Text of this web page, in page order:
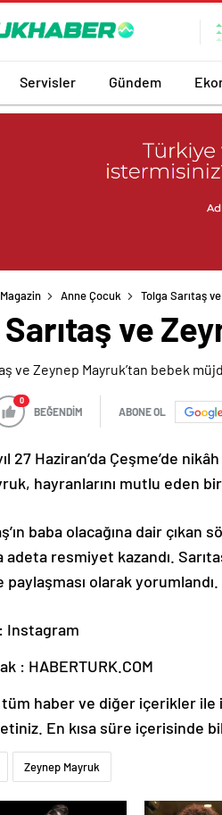
Servisler Gündem
Magazin Anne Çocuk Tolga Sarıtaş
ve
0
BEĞENDİM ABONE OL
27 Haziran’da Çeşme’de
hayranlarını mutlu eden
baba olacağına dair
adeta resmiyet kazandı.
olarak yorumlandı.
Instagram
: HABERTURK.COM
tüm haber ve diğer içerikler
En kısa süre içerisinde
Zeynep Mayruk